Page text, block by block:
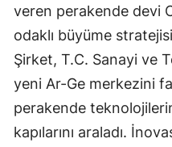
veren perakende devi
odaklı büyüme
Şirket, T.C. Sanayi ve
yeni Ar-Ge merkezini
perakende
kapılarını araladı.